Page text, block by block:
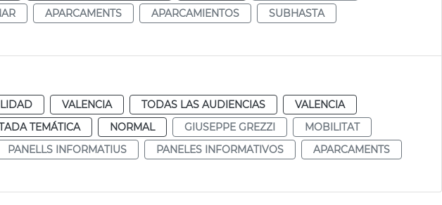
APARCAMENTS APARCAMIENTOS
SUBHASTA
VALENCIA TODAS LAS AUDIENCIAS
VALENCIA
TEMÁTICA NORMAL GIUSEPPE GREZZI
MOBILITAT
PANELLS INFORMATIUS PANELES INFORMATIVOS
APARCAMENTS